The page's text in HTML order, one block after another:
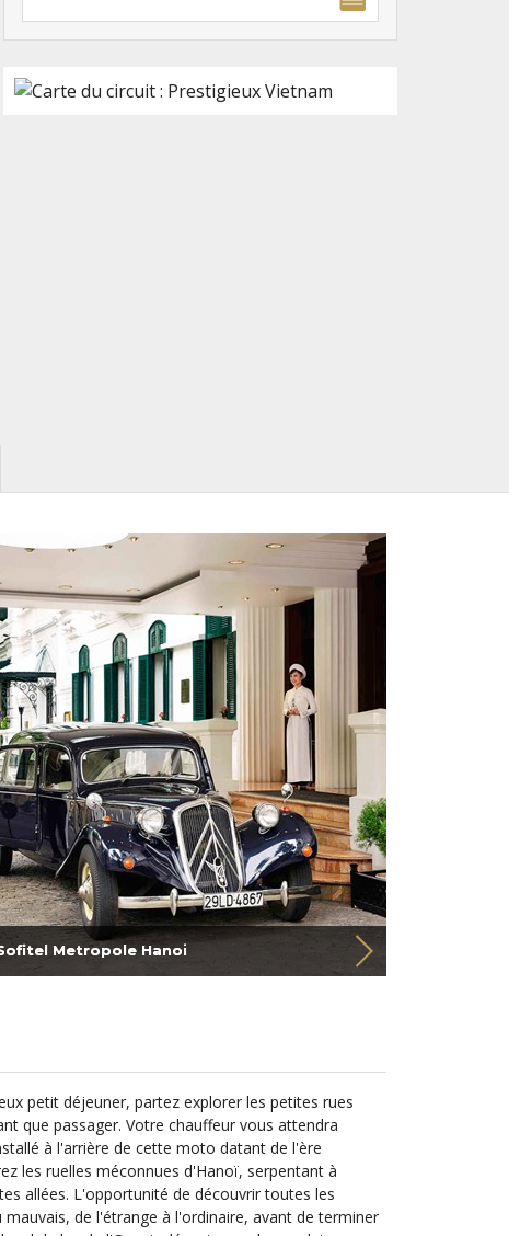
Metropole Hanoi
petit déjeuner, partez explorer les petites rues
que passager. Votre chauffeur vous attendra
à l'arrière de cette moto datant de l'ère
les ruelles méconnues d'Hanoï, serpentant à
allées. L'opportunité de découvrir toutes les
de l'étrange à l'ordinaire, avant de terminer